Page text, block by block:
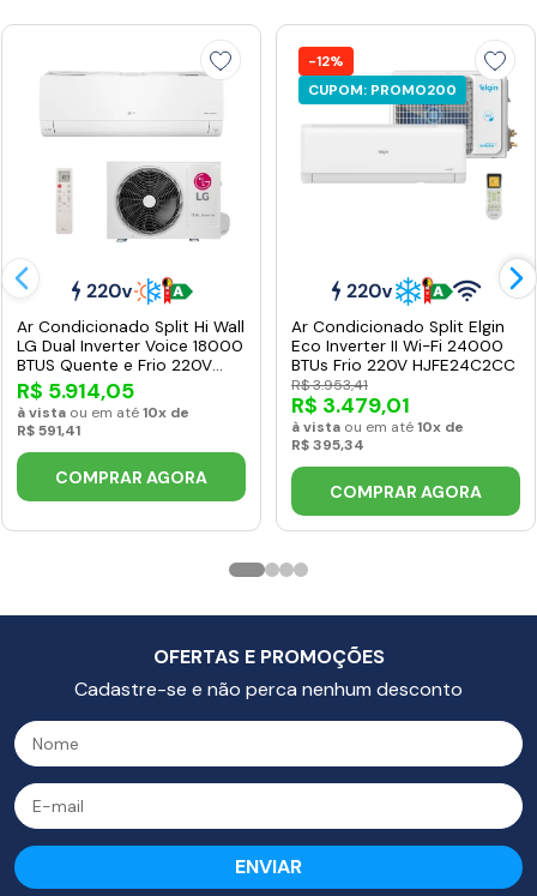
Ar Condicionado Split Hi Wall
LG Dual Inverter Voice 18000
BTUS Quente e Frio 220V
S3UW18KL31C.EB2GAM1
R$ 5.914,05
à vista ou em até10x de
R$ 591,41
COMPRAR AGORA
-12%
CUPOM: PROMO200
Ar Condicionado Split Elgin
Eco Inverter II Wi-Fi 24000
BTUs Frio 220V HJFE24C2CC
R$ 3.953,41
R$ 3.479,01
à vista ou em até10x de
R$ 395,34
COMPRAR AGORA
OFERTAS E PROMOÇÕES
Cadastre-se e não perca nenhum desconto
ENVIAR